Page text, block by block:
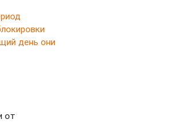
день они
от